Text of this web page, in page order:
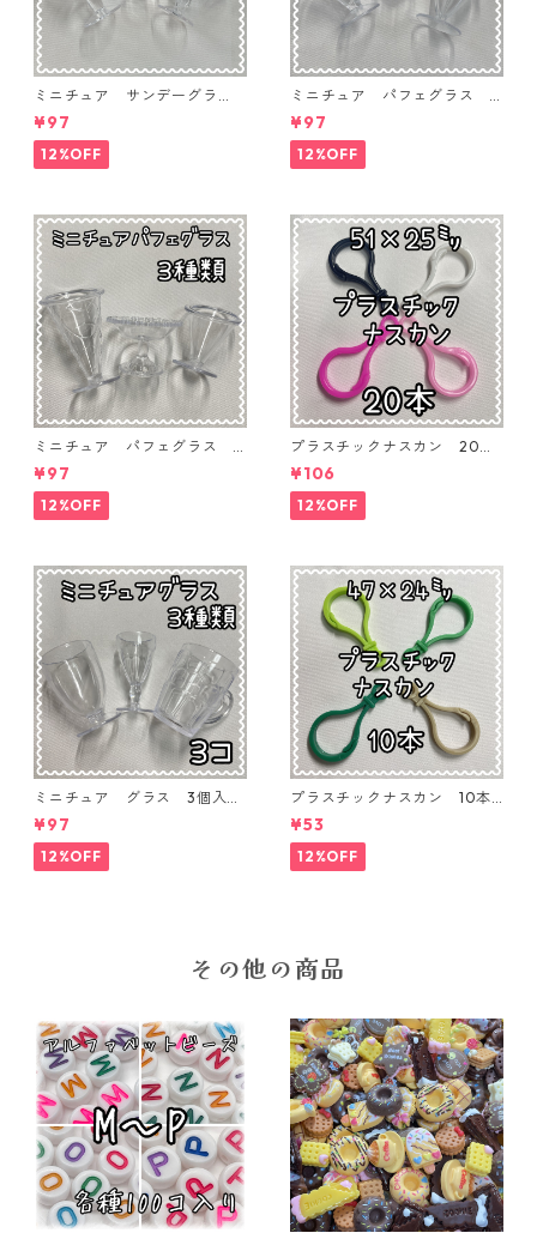
ミニチュア サンデーグラ
ス 3個入り【MNT-GLS-3P-
04】
¥97
12%OFF
ミニチュア パフェグラス 3
個入り【MNT-GLS-3P-03】
¥97
12%OFF
ミニチュア パフェグラス 3
個入り【MNT-GLS-3P-02】
¥97
12%OFF
プラスチックナスカン 20本
入り【PK-20】
¥106
12%OFF
ミニチュア グラス 3個入り
【MNT-GLS-3P-01】
¥97
12%OFF
プラスチックナスカン 10本
入り【PK-10】
¥53
12%OFF
その他の商品